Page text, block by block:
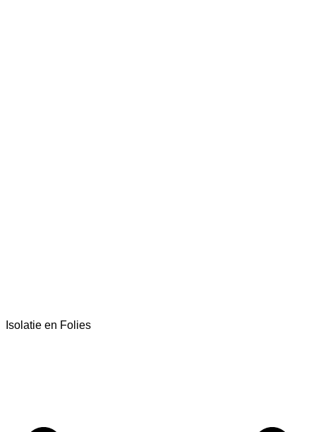
Isolatie en Folies